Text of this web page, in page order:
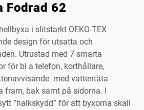
Fodrad 62
i slitstarkt OEKO-TEX
design för utsatta och
Utrustad med 7 smarta
för bl a telefon, korthållare,
med vattentäta
fram, bak samt på sidorna. I
”halkskydd” för att byxorna skall